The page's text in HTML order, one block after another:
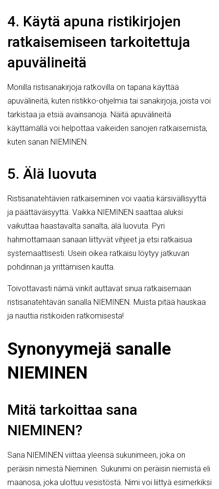
4. Käytä apuna ristikirjojen
ratkaisemiseen tarkoitettuja
apuvälineitä
Monilla ristisanakirjoja ratkovilla on tapana käyttää
apuvälineitä, kuten ristikko-ohjelmia tai sanakirjoja, joista voi
tarkistaa ja etsiä avainsanoja. Näitä apuvälineitä
käyttämällä voi helpottaa vaikeiden sanojen ratkaisemista,
kuten sanan NIEMINEN.
5. Älä luovuta
Ristisanatehtävien ratkaiseminen voi vaatia kärsivällisyyttä
ja päättäväisyyttä. Vaikka NIEMINEN saattaa aluksi
vaikuttaa haastavalta sanalta, älä luovuta. Pyri
hahmottamaan sanaan liittyvät vihjeet ja etsi ratkaisua
systemaattisesti. Usein oikea ratkaisu löytyy jatkuvan
pohdinnan ja yrittämisen kautta.
Toivottavasti nämä vinkit auttavat sinua ratkaisemaan
ristisanatehtävän sanalla NIEMINEN. Muista pitää hauskaa
ja nauttia ristikoiden ratkomisesta!
Synonyymejä sanalle
NIEMINEN
Mitä tarkoittaa sana
NIEMINEN?
Sana NIEMINEN viittaa yleensä sukunimeen, joka on
peräisin nimestä Nieminen. Sukunimi on peräisin niemistä eli
maanosa, joka ulottuu vesistöstä. Nimi voi liittyä esimerkiksi